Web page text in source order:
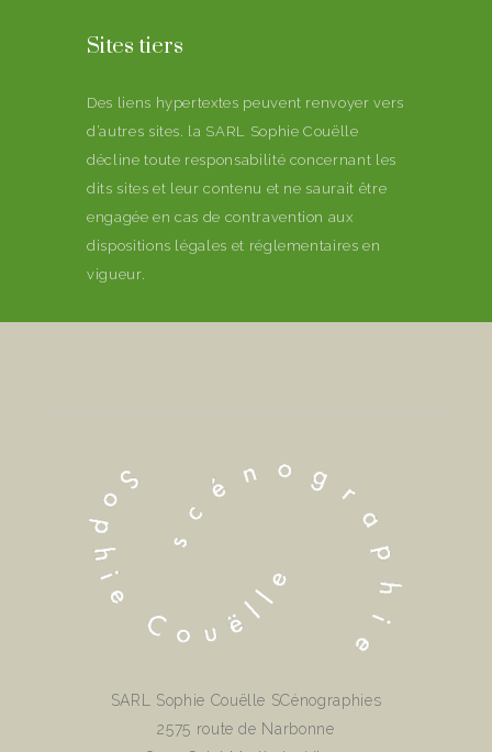
Sites tiers
Des liens hypertextes peuvent renvoyer vers
d’autres sites. la SARL Sophie Couëlle
décline toute responsabilité concernant les
dits sites et leur contenu et ne saurait être
engagée en cas de contravention aux
dispositions légales et réglementaires en
vigueur.
SARL Sophie Couëlle SCénographies
2575 route de Narbonne